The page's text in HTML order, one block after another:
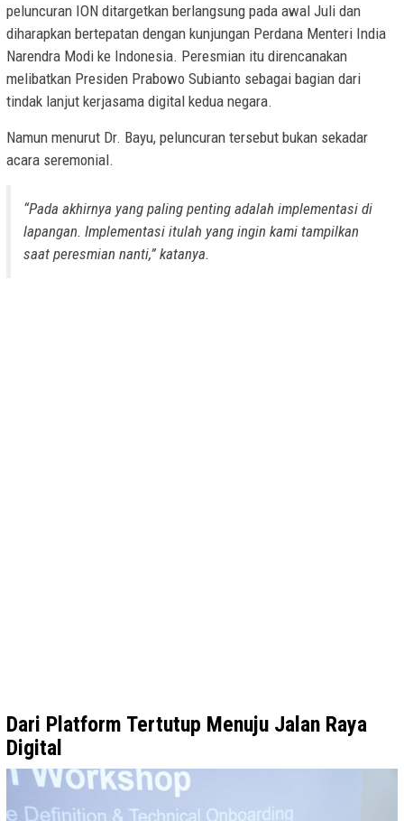
peluncuran ION ditargetkan berlangsung pada awal Juli dan
diharapkan bertepatan dengan kunjungan Perdana Menteri India
Narendra Modi ke Indonesia. Peresmian itu direncanakan
melibatkan Presiden Prabowo Subianto sebagai bagian dari
tindak lanjut kerjasama digital kedua negara.
Namun menurut Dr. Bayu, peluncuran tersebut bukan sekadar
acara seremonial.
“Pada akhirnya yang paling penting adalah implementasi di
lapangan. Implementasi itulah yang ingin kami tampilkan
saat peresmian nanti,” katanya.
Dari Platform Tertutup Menuju Jalan Raya
Digital